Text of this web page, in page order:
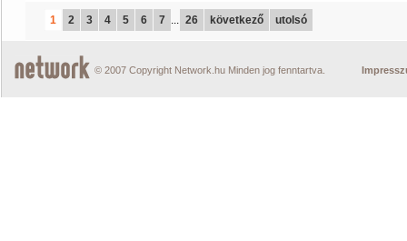
1 2 3 4 5 6 7 ... 26 következő utolsó
© 2007 Copyright Network.hu Minden jog fenntartva.